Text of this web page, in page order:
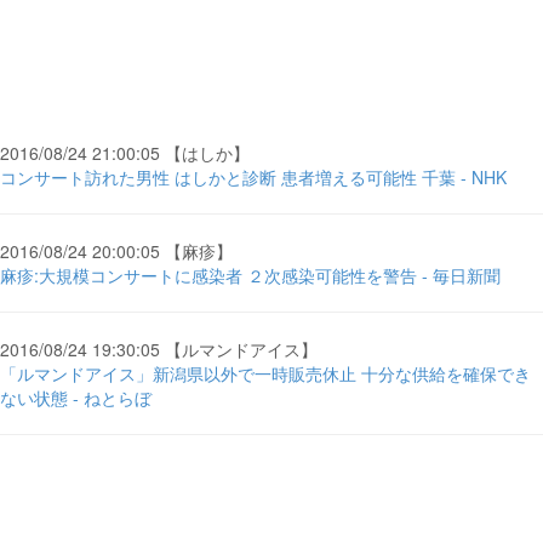
2016/08/24 21:00:05 【はしか】
コンサート訪れた男性 はしかと診断 患者増える可能性 千葉 - NHK
2016/08/24 20:00:05 【麻疹】
麻疹:大規模コンサートに感染者 ２次感染可能性を警告 - 毎日新聞
2016/08/24 19:30:05 【ルマンドアイス】
「ルマンドアイス」新潟県以外で一時販売休止 十分な供給を確保でき
ない状態 - ねとらぼ